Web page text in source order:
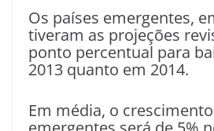
Os países emergentes,
tiveram as projeções
ponto percentual para
2013 quanto em 2014.
Em média, o